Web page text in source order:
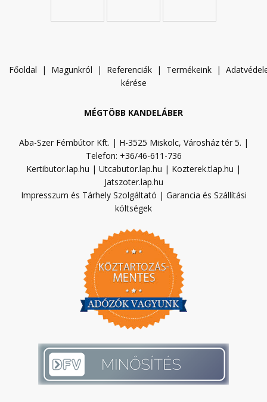
Főoldal | Magunkról | Referenciák | Termékeink | A
kérése
MÉGTÖBB KANDELÁBER
Aba-Szer Fémbútor Kft. | H-3525 Miskolc, Városház tér 5. |
Telefon: +36/46-611-736
Kertibutor.lap.hu | Utcabutor.lap.hu | Kozterek.tlap.hu |
Jatszoter.lap.hu
Impresszum és Tárhely Szolgáltató | Garancia és Szállítási
költségek